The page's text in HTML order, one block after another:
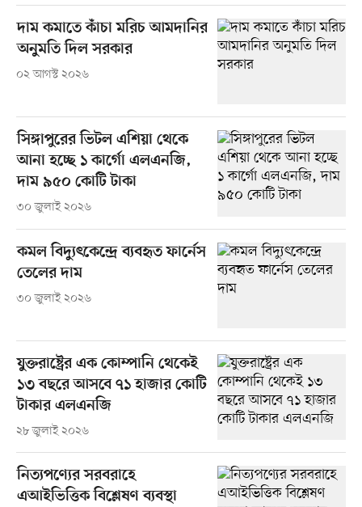
দাম কমাতে কাঁচা মরিচ আমদানির
অনুমতি দিল সরকার
০২ আগস্ট ২০২৬
সিঙ্গাপুরের ভিটল এশিয়া থেকে
আনা হচ্ছে ১ কার্গো এলএনজি,
দাম ৯৫০ কোটি টাকা
৩০ জুলাই ২০২৬
কমল বিদ্যুৎকেন্দ্রে ব্যবহৃত ফার্নেস
তেলের দাম
৩০ জুলাই ২০২৬
যুক্তরাষ্ট্রের এক কোম্পানি থেকেই
১৩ বছরে আসবে ৭১ হাজার কোটি
টাকার এলএনজি
২৮ জুলাই ২০২৬
নিত্যপণ্যের সরবরাহে
এআইভিত্তিক বিশ্লেষণ ব্যবস্থা